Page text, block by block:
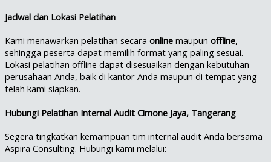
Jadwal dan Lokasi Pelatihan
Kami menawarkan pelatihan secara online maupun offline,
sehingga peserta dapat memilih format yang paling sesuai.
Lokasi pelatihan offline dapat disesuaikan dengan kebutuhan
perusahaan Anda, baik di kantor Anda maupun di tempat yang
telah kami siapkan.
Hubungi Pelatihan Internal Audit Cimone Jaya, Tangerang
Segera tingkatkan kemampuan tim internal audit Anda bersama
Aspira Consulting. Hubungi kami melalui: